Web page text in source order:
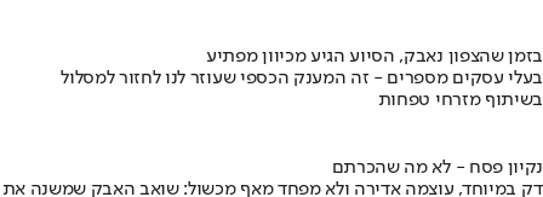
בזמן שהצפון נאבק, הסיוע הגיע מכיוון מפתיע
בעלי עסקים מספרים - זה המענק הכספי שעוזר לנו לחזור למסלול
בשיתוף מזרחי טפחות
נקיון פסח - לא מה שהכרתם
דק במיוחד, עוצמה אדירה ולא מפחד מאף מכשול: שואב האבק שמשנה את